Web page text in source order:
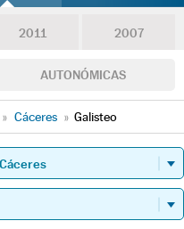
2011 2007
AUTONÓMICAS
» Cáceres » Galisteo